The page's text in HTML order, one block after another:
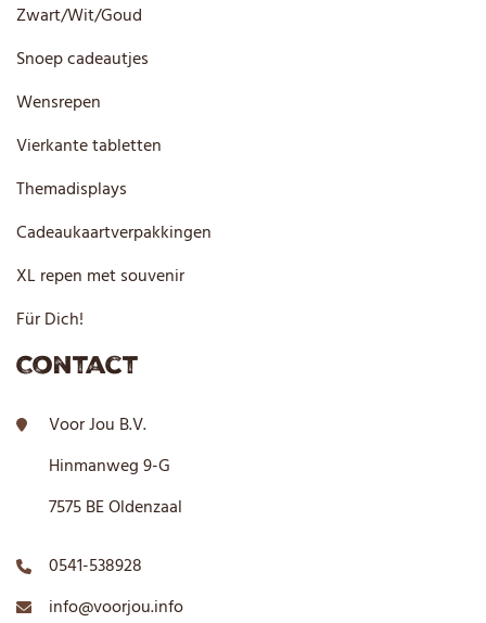
Zwart/Wit/Goud
Snoep cadeautjes
Wensrepen
Vierkante tabletten
Themadisplays
Cadeaukaartverpakkingen
XL repen met souvenir
Für Dich!
Contact
Voor Jou B.V.
Hinmanweg 9-G
7575 BE Oldenzaal
0541-538928
info@voorjou.info